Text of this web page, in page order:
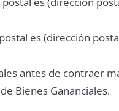
es (dirección
antes de contraer
Bienes Gananciales.